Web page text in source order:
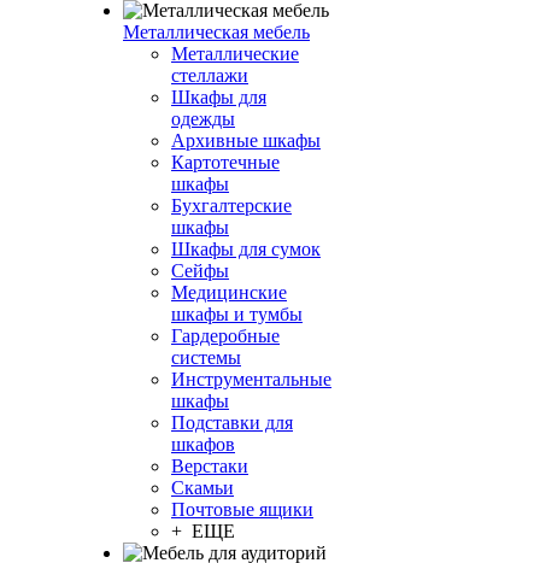
Металлическая мебель
Металлические
стеллажи
Шкафы для
одежды
Архивные шкафы
Картотечные
шкафы
Бухгалтерские
шкафы
Шкафы для сумок
Сейфы
Медицинские
шкафы и тумбы
Гардеробные
системы
Инструментальные
шкафы
Подставки для
шкафов
Верстаки
Скамьи
Почтовые ящики
+ ЕЩЕ